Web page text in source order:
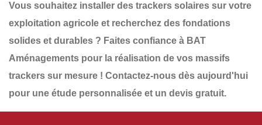
Vous souhaitez installer des trackers solaires sur votre
exploitation agricole et recherchez des fondations
solides et durables ? Faites confiance à BAT
Aménagements pour la réalisation de vos massifs
trackers sur mesure ! Contactez-nous dès aujourd'hui
pour une étude personnalisée et un devis gratuit.